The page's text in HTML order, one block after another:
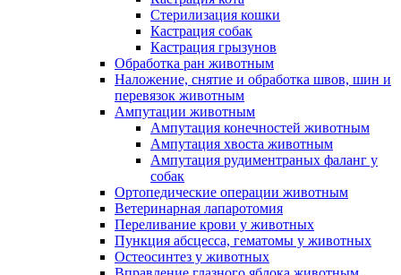
Стерилизация кошки
Кастрация собак
Кастрация грызунов
Обработка ран животным
Наложение, снятие и обработка швов, шин и
перевязок животным
Ампутации животным
Ампутация конечностей животным
Ампутация хвоста животным
Ампутация рудиментраных фаланг у
собак
Ортопедические операции животным
Ветеринарная лапаротомия
Переливание крови у животных
Пункция абсцесса, гематомы у животных
Остеосинтез у животных